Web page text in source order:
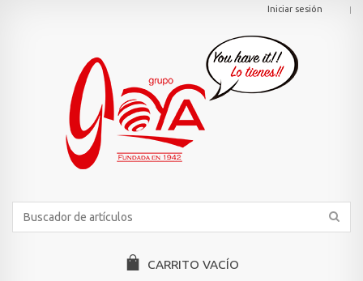
Iniciar sesión
CARRITO VACÍO